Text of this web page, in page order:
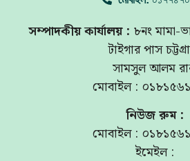
সম্পাদকীয় কার্যালয় : ৮নং মামা-
টাইগার পাস
সামসুল আলম
মোবাইল :
নিউজ রুম :
মোবাইল :
ইমেইল :